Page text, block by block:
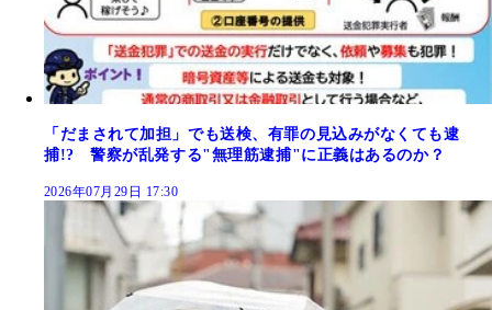
「だまされて加担」でも送検、有罪の見込みがなくても逮
捕!? 警察が乱発する"無理筋逮捕"に正義はあるのか？
2026年07月29日 17:30